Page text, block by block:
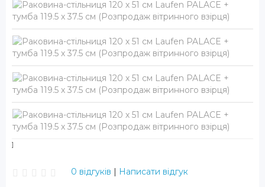
0 відгуків | Написати відгук